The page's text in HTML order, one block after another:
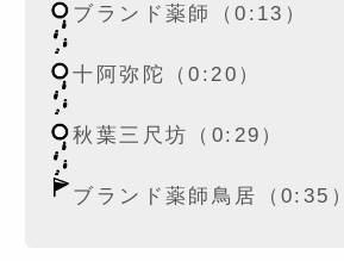
ブランド薬師（0:13）
十阿弥陀（0:20）
秋葉三尺坊（0:29）
ブランド薬師鳥居（0:35）